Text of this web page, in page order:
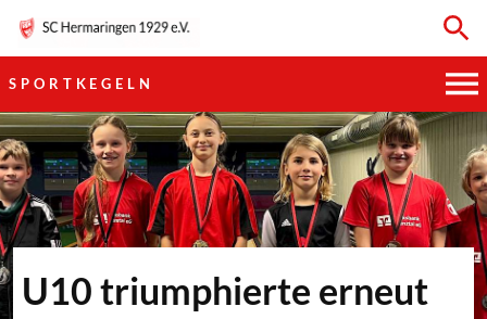
SPORTKEGELN
HAUPTVEREIN
SPORTKEGELN
FUSSBALL
GYMNASTIK
U10 triumphierte erneut